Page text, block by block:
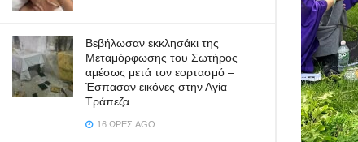
Βεβήλωσαν εκκλησάκι της
Μεταμόρφωσης του Σωτήρος
αμέσως μετά τον εορτασμό –
Έσπασαν εικόνες στην Αγία
Τράπεζα
16 ΏΡΕΣ AGO